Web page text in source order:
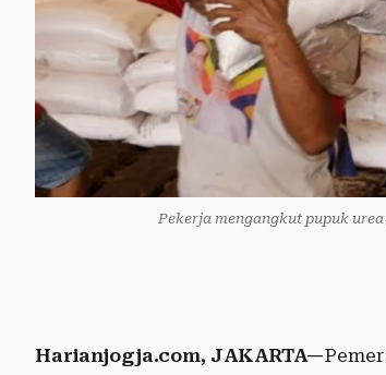
Pekerja mengangkut pupuk
Harianjogja.com, JAKARTA—